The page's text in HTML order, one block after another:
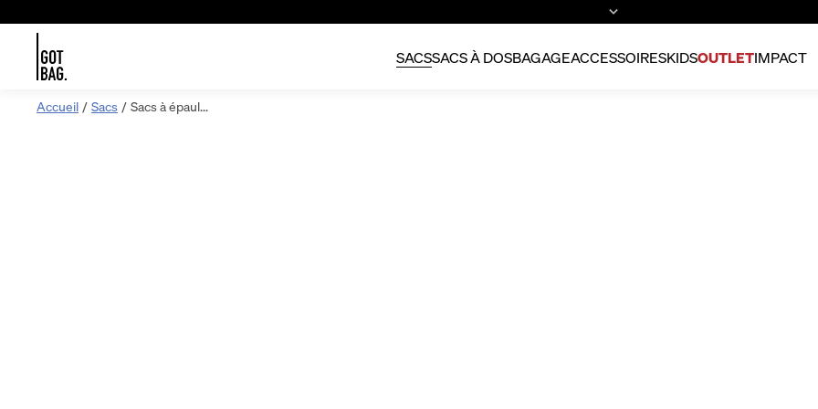
Passer
SACSSACS À DOSBAGAGEACCESSOIRESKIDSOUTLETIMPACT
Accueil Sacs Sacs à épaul...